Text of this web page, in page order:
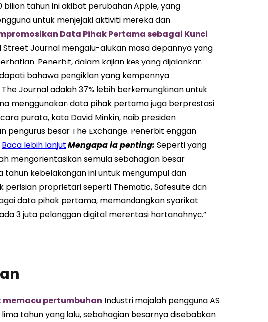
tahun ini akibat perubahan Apple, yang
untuk menjejaki aktiviti mereka dan
Data Pihak Pertama sebagai Kunci
Street Journal mengalu-alukan masa depannya yang
Penerbit, dalam kajian kes yang dijalankan
bahawa pengiklan yang kempennya
Journal adalah 37% lebih berkemungkinan untuk
menggunakan data pihak pertama juga berprestasi
purata, kata David Minkin, naib presiden
besar The Exchange. Penerbit enggan
Baca lebih lanjut Mengapa ia penting: Seperti yang
mengorientasikan semula sebahagian besar
kebelakangan ini untuk mengumpul dan
proprietari seperti Thematic, Safesuite dan
data pihak pertama, memandangkan syarikat
3 juta pelanggan digital merentasi hartanahnya.”
pertumbuhan Industri majalah pengguna AS
tahun yang lalu, sebahagian besarnya disebabkan